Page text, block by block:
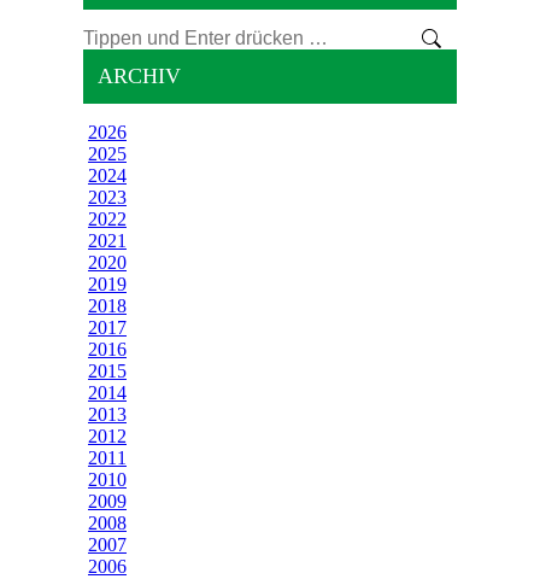
Search:
ARCHIV
2026
2025
2024
2023
2022
2021
2020
2019
2018
2017
2016
2015
2014
2013
2012
2011
2010
2009
2008
2007
2006